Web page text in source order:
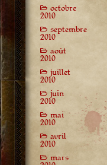
octobre
2010
septembre
2010
août
2010
juillet
2010
juin
2010
mai
2010
avril
2010
mars